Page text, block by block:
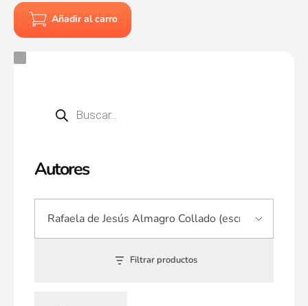
Autores
Filtrar productos
Añadir al carro